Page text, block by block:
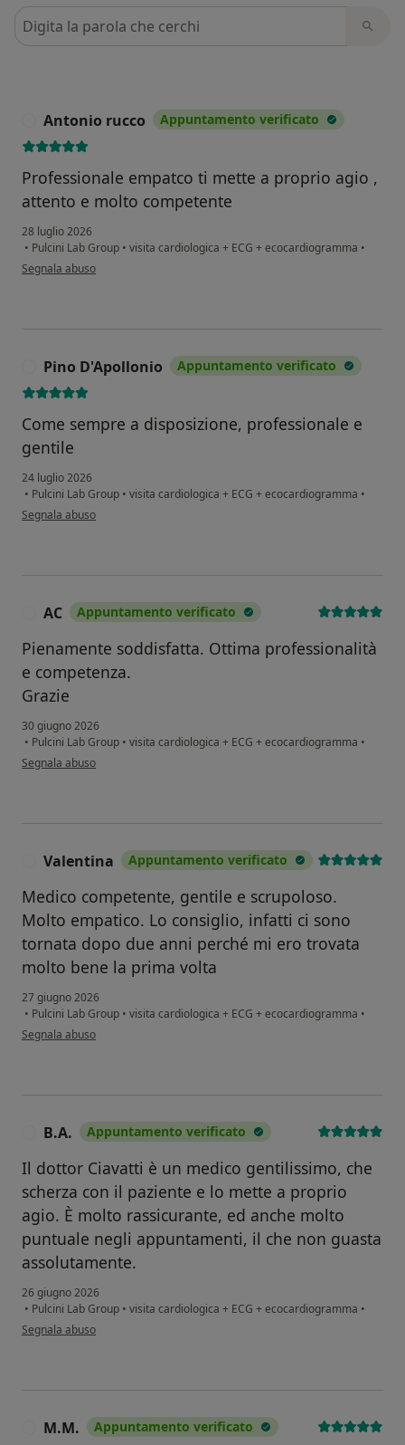
Cerca nelle recensioni
Antonio rucco Appuntamento verificato
Professionale empatco ti mette a proprio agio ,
attento e molto competente
28 luglio 2026
• Pulcini Lab Group • visita cardiologica + ECG + ecocardiogramma •
secondo l'opinione dell'utente Antonio rucco
Segnala abuso
Pino D'Apollonio Appuntamento verificato
Come sempre a disposizione, professionale e
gentile
24 luglio 2026
• Pulcini Lab Group • visita cardiologica + ECG + ecocardiogramma •
secondo l'opinione dell'utente Pino D'Apollonio
Segnala abuso
AC Appuntamento verificato
Pienamente soddisfatta. Ottima professionalità
e competenza.
Grazie
30 giugno 2026
• Pulcini Lab Group • visita cardiologica + ECG + ecocardiogramma •
secondo l'opinione dell'utente AC
Segnala abuso
Valentina Appuntamento verificato
Medico competente, gentile e scrupoloso.
Molto empatico. Lo consiglio, infatti ci sono
tornata dopo due anni perché mi ero trovata
molto bene la prima volta
27 giugno 2026
• Pulcini Lab Group • visita cardiologica + ECG + ecocardiogramma •
secondo l'opinione dell'utente Valentina
Segnala abuso
B.A. Appuntamento verificato
Il dottor Ciavatti è un medico gentilissimo, che
scherza con il paziente e lo mette a proprio
agio. È molto rassicurante, ed anche molto
puntuale negli appuntamenti, il che non guasta
assolutamente.
26 giugno 2026
• Pulcini Lab Group • visita cardiologica + ECG + ecocardiogramma •
secondo l'opinione dell'utente B.A.
Segnala abuso
M.M. Appuntamento verificato